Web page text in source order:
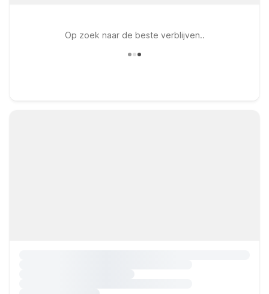
Op zoek naar de beste verblijven..